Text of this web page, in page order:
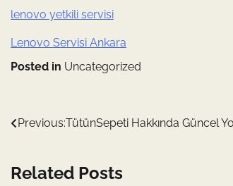
lenovo yetkili servisi
Lenovo Servisi Ankara
Posted in Uncategorized
Yazı
Previous:TütünSepeti Hakkında Güncel
Related Posts